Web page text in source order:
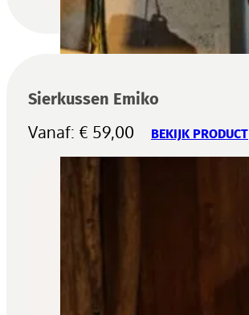
Sierkussen Emiko
Vanaf: € 59,00 BEKIJK PRODUCT